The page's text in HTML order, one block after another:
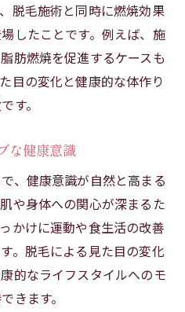
脱毛施術と同時に燃焼効果
したことです。例えば、施
肪燃焼を促進するケースも
目の変化と健康的な体作り
す。
な健康意識
、健康意識が自然と高まる
や身体への関心が深まるた
かけに運動や食生活の改善
。脱毛による見た目の変化
的なライフスタイルへのモ
きます。